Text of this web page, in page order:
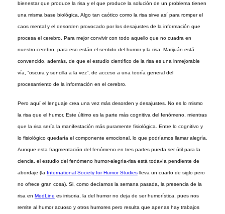
bienestar que produce la risa y el que produce la solución de un problema tienen
una misma base biológica. Algo tan caótico como la risa sirve así para romper el
caos mental y el desorden provocado por los desajustes de la información que
procesa el cerebro. Para mejor convivir con todo aquello que no cuadra en
nuestro cerebro, para eso están el sentido del humor y la risa. Marijuán está
convencido, además, de que el estudio científico de la risa es una inmejorable
vía, “oscura y sencilla a la vez”, de acceso a una teoría general del
procesamiento de la información en el cerebro.
Pero aquí el lenguaje crea una vez más desorden y desajustes. No es lo mismo
la risa que el humor. Este último es la parte más cognitiva del fenómeno, mientras
que la risa sería la manifestación más puramente fisiológica. Entre lo cognitivo y
lo fisiológico quedaría el componente emocional, lo que podríamos llamar alegría.
Aunque esta fragmentación del fenómeno en tres partes pueda ser útil para la
ciencia, el estudio del fenómeno humor-alegría-risa está todavía pendiente de
abordaje (la International Society for Humor Studieslleva un cuarto de siglo pero
no ofrece gran cosa). Si, como decíamos la semana pasada, la presencia de la
risa en MedLine es irrisoria, la del humor no deja de ser humorística, pues nos
remite al humor acuoso y otros humores pero resulta que apenas hay trabajos